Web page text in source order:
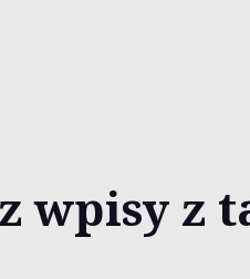
wpisy z